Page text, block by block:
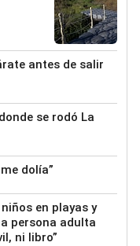
antes de salir
se rodó La
dolía”
en playas y
persona adulta
ni libro”